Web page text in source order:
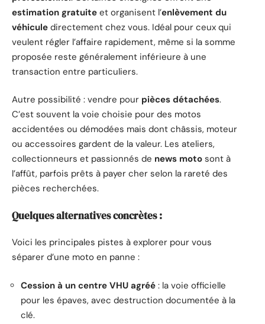
estimation gratuite et organisent l’enlèvement du
véhicule directement chez vous. Idéal pour ceux qui
veulent régler l’affaire rapidement, même si la somme
proposée reste généralement inférieure à une
transaction entre particuliers.
Autre possibilité : vendre pour pièces détachées.
C’est souvent la voie choisie pour des motos
accidentées ou démodées mais dont châssis, moteur
ou accessoires gardent de la valeur. Les ateliers,
collectionneurs et passionnés de news moto sont à
l’affût, parfois prêts à payer cher selon la rareté des
pièces recherchées.
Quelques alternatives concrètes :
Voici les principales pistes à explorer pour vous
séparer d’une moto en panne :
Cession à un centre VHU agréé : la voie officielle
pour les épaves, avec destruction documentée à la
clé.